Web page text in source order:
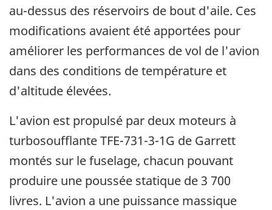
au-dessus des réservoirs de bout d'aile. Ces
modifications avaient été apportées pour
améliorer les performances de vol de l'avion
dans des conditions de température et
d'altitude élevées.
L'avion est propulsé par deux moteurs à
turbosoufflante TFE-731-3-1G de Garrett
montés sur le fuselage, chacun pouvant
produire une poussée statique de 3 700
livres. L'avion a une puissance massique